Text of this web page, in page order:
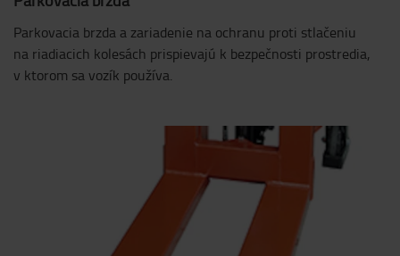
Parkovacia brzda a zariadenie na ochranu proti stlačeniu
na riadiacich kolesách prispievajú k bezpečnosti prostredia,
v ktorom sa vozík používa.